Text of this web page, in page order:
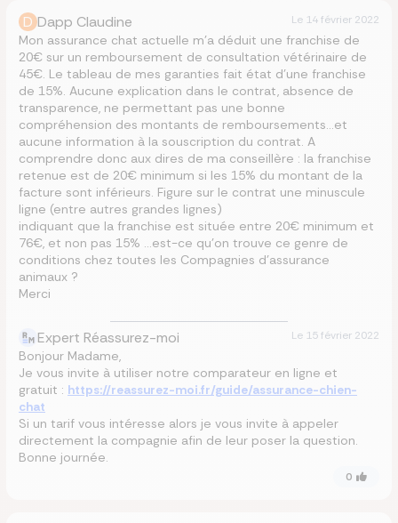
D Dapp Claudine Le 14 février 2022
Mon assurance chat actuelle m’a déduit une franchise de
20€ sur un remboursement de consultation vétérinaire de
45€. Le tableau de mes garanties fait état d’une franchise
de 15%. Aucune explication dans le contrat, absence de
transparence, ne permettant pas une bonne
compréhension des montants de remboursements…et
aucune information à la souscription du contrat. A
comprendre donc aux dires de ma conseillère : la franchise
retenue est de 20€ minimum si les 15% du montant de la
facture sont inférieurs. Figure sur le contrat une minuscule
ligne (entre autres grandes lignes)
indiquant que la franchise est située entre 20€ minimum et
76€, et non pas 15% …est-ce qu’on trouve ce genre de
conditions chez toutes les Compagnies d’assurance
animaux ?
Merci
Expert Réassurez-moi Le 15 février 2022
Bonjour Madame,
Je vous invite à utiliser notre comparateur en ligne et
gratuit : https://reassurez-moi.fr/guide/assurance-chien-
chat
Si un tarif vous intéresse alors je vous invite à appeler
directement la compagnie afin de leur poser la question.
Bonne journée.
0